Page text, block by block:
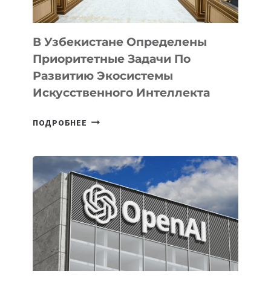
В Узбекистане Определены
Приоритетные Задачи По
Развитию Экосистемы
Искусственного Интеллекта
ПОДРОБНЕЕ В
ПРИОРИТЕТНЫЕ
ЗАДАЧИ
ПО
РАЗВИТИЮ
ЭКОСИСТЕМЫ
ИСКУССТВЕННОГО
ИНТЕЛЛЕКТА